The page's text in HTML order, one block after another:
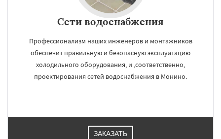
Сети водоснабжения
Профессионализм наших инженеров и монтажников
обеспечит правильную и безопасную эксплуатацию
холодильного оборудования, и ,соответственно,
проектирования сетей водоснабжения в Монино.
ЗАКАЗАТЬ